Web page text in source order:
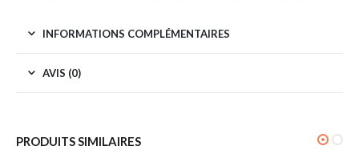
INFORMATIONS COMPLÉMENTAIRES
AVIS (0)
PRODUITS SIMILAIRES